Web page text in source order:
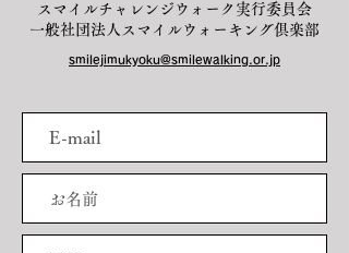
スマイルチャレンジウォーク実行委員会
​一般社団法人スマイルウォーキング倶楽部
smilejimukyoku@smilewalking.or.jp